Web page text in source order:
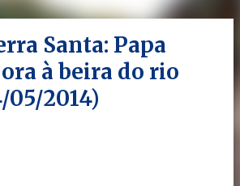
Santa: Papa
à beira do rio
05/2014)